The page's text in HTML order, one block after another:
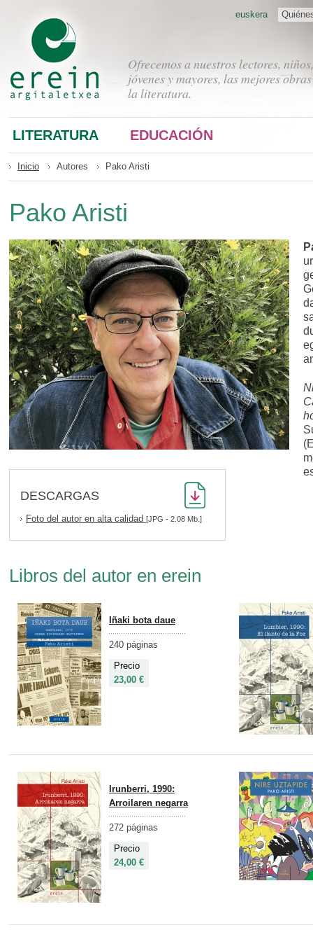
Ofrecemos a nuestros lectores, niños,
jóvenes y mayores, las mejores
la literatura.
euskera
LITERATURA EDUCACIÓN
Inicio Autores Pako Aristi
Pako Aristi
DESCARGAS
Foto del autor en alta calidad [JPG - 2.08 Mb.]
Libros del autor en erein
Iñaki bota daue
240 páginas
Precio
23,00 €
Irunberri, 1990:
Arroilaren negarra
272 páginas
Precio
24,00 €